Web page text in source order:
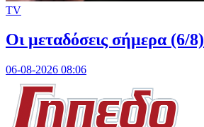
TV
Οι μεταδόσεις σήμερα (6/8)
06-08-2026 08:06